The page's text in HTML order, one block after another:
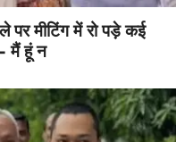
पर मीटिंग में रो पड़े कई
मैं हूं न